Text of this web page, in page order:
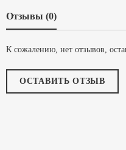
Отзывы (0)
К сожалению, нет отзывов,
ОСТАВИТЬ ОТЗЫВ